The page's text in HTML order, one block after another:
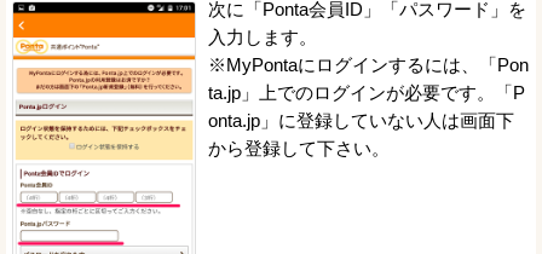
次に「Ponta会員ID」「パスワード」を
入力します。
※MyPontaにログインするには、「Pon
ta.jp」上でのログインが必要です。「P
onta.jp」に登録していない人は画面下
から登録して下さい。